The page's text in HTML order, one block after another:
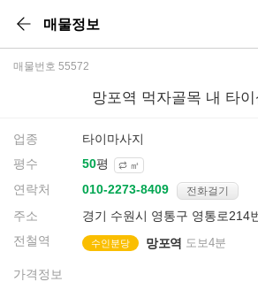
매물정보
매물번호 55572
망포역 먹자골목 내 타이
업종
타이마사지
평수
평 ㎡
연락처 전화걸기
주소
경기 수원시 영통구 영통로214
전철역
수인분당 망포역 도보4분
가격정보